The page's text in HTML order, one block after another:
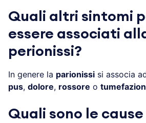
Quali altri sintomi
essere associati
perionissi?
In genere la parionissi si associa
pus, dolore, rossore o
Quali sono le